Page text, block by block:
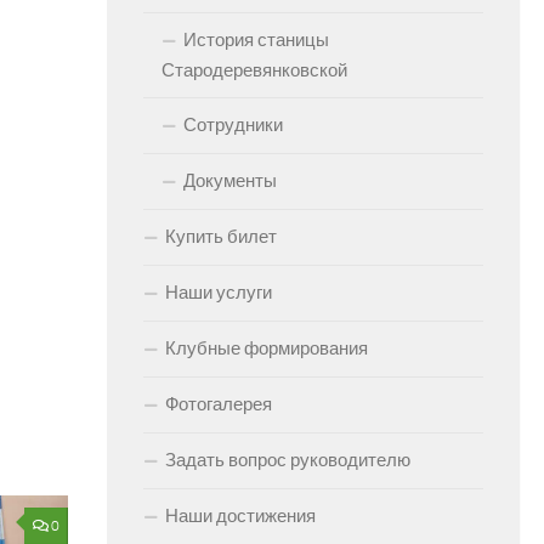
0
История станицы
Стародеревянковской
Сотрудники
Документы
Купить билет
Наши услуги
Клубные формирования
Фотогалерея
Задать вопрос руководителю
Наши достижения